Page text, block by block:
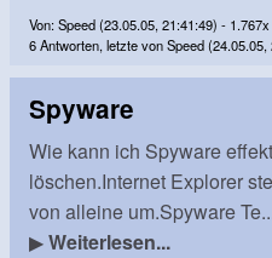
Von: Speed (23.05.05, 21:41:49) -
6 Antworten, letzte von Speed (24.05.05,
Spyware
Wie kann ich Spyware
löschen.Internet Explorer
von alleine um.Spyware
▶Weiterlesen...